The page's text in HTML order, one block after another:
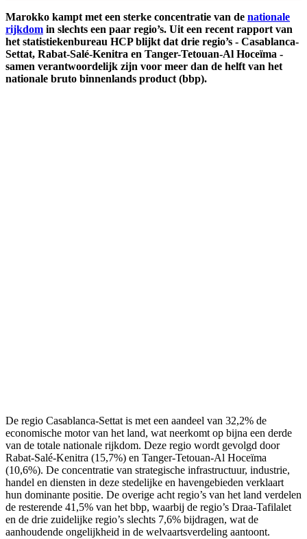
Marokko kampt met een sterke concentratie van de nationale
rijkdom in slechts een paar regio’s. Uit een recent rapport van
het statistiekenbureau HCP blijkt dat drie regio’s - Casablanca-
Settat, Rabat-Salé-Kenitra en Tanger-Tetouan-Al Hoceïma -
samen verantwoordelijk zijn voor meer dan de helft van het
nationale bruto binnenlands product (bbp).
De regio Casablanca-Settat is met een aandeel van 32,2% de
economische motor van het land, wat neerkomt op bijna een derde
van de totale nationale rijkdom. Deze regio wordt gevolgd door
Rabat-Salé-Kenitra (15,7%) en Tanger-Tetouan-Al Hoceïma
(10,6%). De concentratie van strategische infrastructuur, industrie,
handel en diensten in deze stedelijke en havengebieden verklaart
hun dominante positie. De overige acht regio’s van het land verdelen
de resterende 41,5% van het bbp, waarbij de regio’s Draa-Tafilalet
en de drie zuidelijke regio’s slechts 7,6% bijdragen, wat de
aanhoudende ongelijkheid in de welvaartsverdeling aantoont.